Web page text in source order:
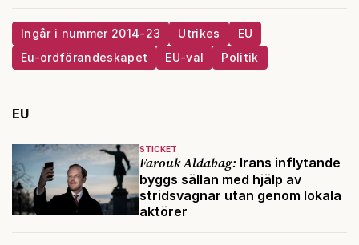
Ingår i nummer 2014-23 Utrikes
EU
Eu-ordförandeskapet
EU-val Politik
EU
STICKET
Farouk Aldabag: Irans inflytande
byggs sällan med hjälp av
stridsvagnar utan genom lokala
aktörer